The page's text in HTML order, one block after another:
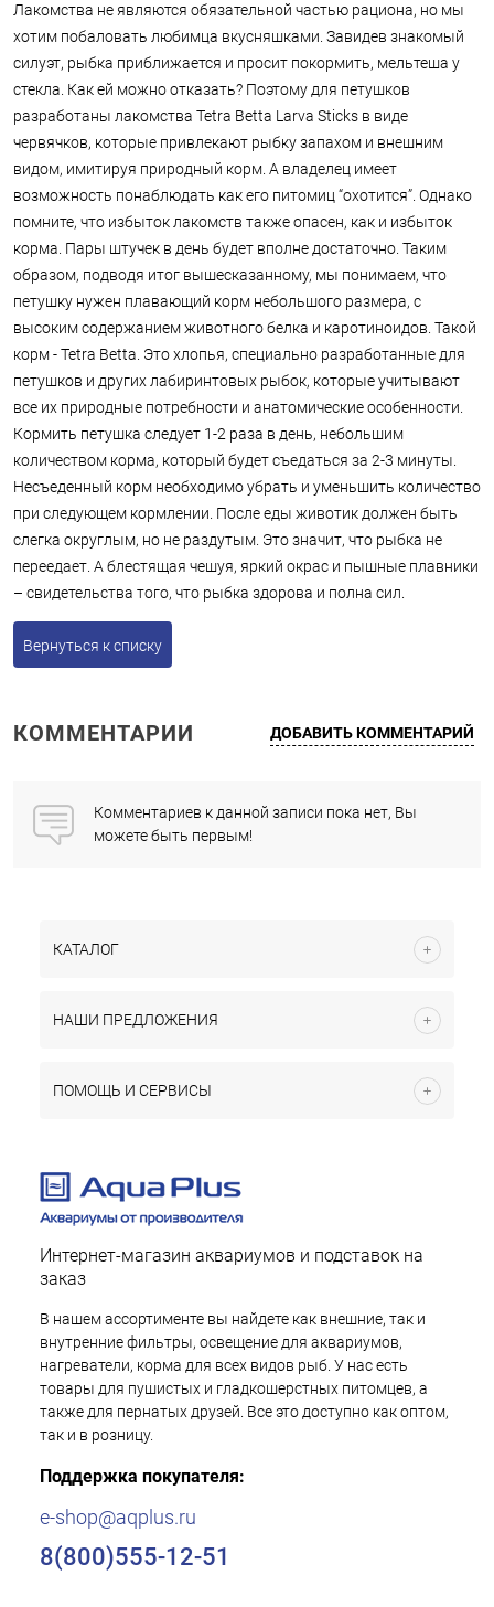
Лакомства не являются обязательной частью рациона, но мы
хотим побаловать любимца вкусняшками. Завидев знакомый
силуэт, рыбка приближается и просит покормить, мельтеша у
стекла. Как ей можно отказать? Поэтому для петушков
разработаны лакомства Tetra Betta Larva Sticks в виде
червячков, которые привлекают рыбку запахом и внешним
видом, имитируя природный корм. А владелец имеет
возможность понаблюдать как его питомиц “охотится”. Однако
помните, что избыток лакомств также опасен, как и избыток
корма. Пары штучек в день будет вполне достаточно. Таким
образом, подводя итог вышесказанному, мы понимаем, что
петушку нужен плавающий корм небольшого размера, с
высоким содержанием животного белка и каротиноидов. Такой
корм - Tetra Betta. Это хлопья, специально разработанные для
петушков и других лабиринтовых рыбок, которые учитывают
все их природные потребности и анатомические особенности.
Кормить петушка следует 1-2 раза в день, небольшим
количеством корма, который будет съедаться за 2-3 минуты.
Несъеденный корм необходимо убрать и уменьшить количество
при следующем кормлении. После еды животик должен быть
слегка округлым, но не раздутым. Это значит, что рыбка не
переедает. А блестящая чешуя, яркий окрас и пышные плавники
– свидетельства того, что рыбка здорова и полна сил.
Вернуться к списку
КОММЕНТАРИИ ДОБАВИТЬ КОММЕНТАРИЙ
Комментариев к данной записи пока нет, Вы
можете быть первым!
КАТАЛОГ
НАШИ ПРЕДЛОЖЕНИЯ
ПОМОЩЬ И СЕРВИСЫ
Интернет-магазин аквариумов и подставок на
заказ
В нашем ассортименте вы найдете как внешние, так и
внутренние фильтры, освещение для аквариумов,
нагреватели, корма для всех видов рыб. У нас есть
товары для пушистых и гладкошерстных питомцев, а
также для пернатых друзей. Все это доступно как оптом,
так и в розницу.
Поддержка покупателя:
e-shop@aqplus.ru
8(800)555-12-51